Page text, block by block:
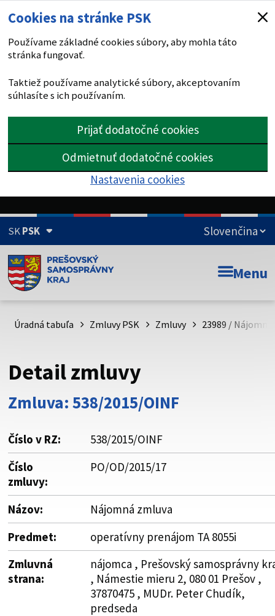
Cookies na stránke PSK
Používame základné cookies súbory, aby mohla táto
stránka fungovať.
Taktiež používame analytické súbory, akceptovaním
súhlasíte s ich používaním.
Prijať dodatočné cookies
Odmietnuť dodatočné cookies
Nastavenia cookies
SKPSK
Doména psk.sk je oficiálna
Toto je oficiálna webová stránka Prešovského
psk.sk.
Buďte pozorní a vždy sa uistite, že zdieľate informácie iba
cez zabezpečenú webovú stránku. Zabezpečená stránka
vždy začína https:// pred názvom domény webového sídla.
Menu
Úradná tabuľa Zmluvy PSK Zmluvy 23989 /
Detail zmluvy
Zmluva: 538/2015/OINF
Číslo v RZ:
538/2015/OINF
Číslo
zmluvy:
PO/OD/2015/17
Názov:
Nájomná zmluva
Predmet:
operatívny prenájom TA 8055i
Zmluvná
strana:
nájomca , Prešovský samosprávny
, Námestie mieru 2, 080 01 Prešov ,
37870475 , MUDr. Peter Chudík,
predseda